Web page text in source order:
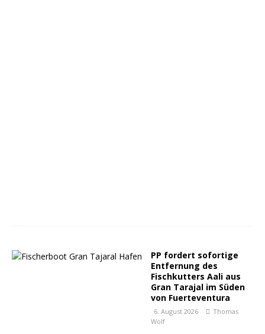
PP fordert sofortige
Entfernung des
Fischkutters Aali aus
Gran Tarajal im Süden
von Fuerteventura
6. August 2026
Thomas
Wolf